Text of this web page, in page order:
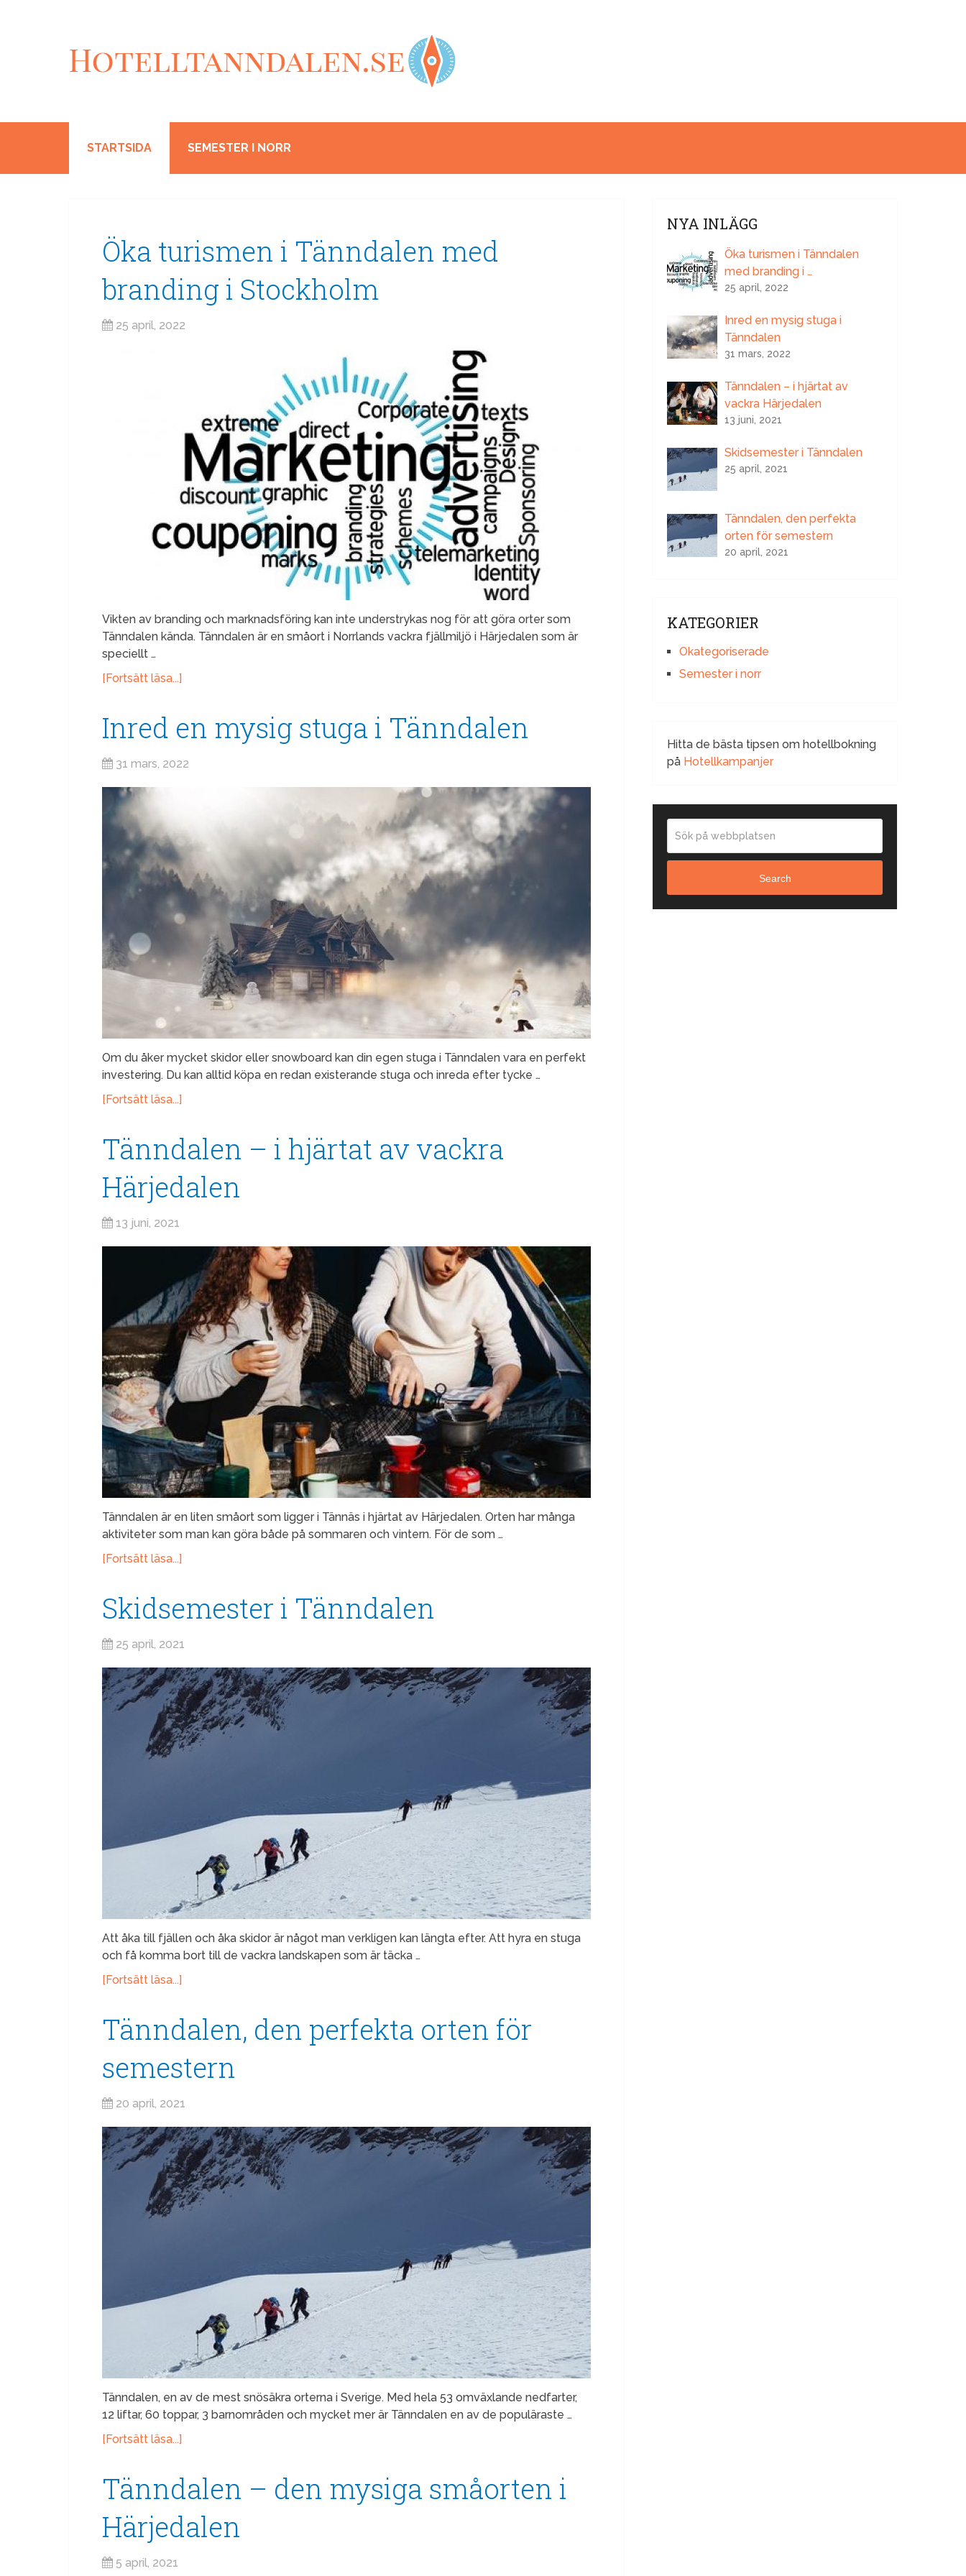
STARTSIDA SEMESTER I NORR
Öka turismen i Tänndalen med
branding i Stockholm
25 april, 2022
Vikten av branding och marknadsföring kan inte understrykas nog för att göra orter som
Tänndalen kända. Tänndalen är en småort i Norrlands vackra fjällmiljö i Härjedalen som är
speciellt …
[Fortsätt läsa...]
Inred en mysig stuga i Tänndalen
31 mars, 2022
Om du åker mycket skidor eller snowboard kan din egen stuga i Tänndalen vara en perfekt
investering. Du kan alltid köpa en redan existerande stuga och inreda efter tycke …
[Fortsätt läsa...]
Tänndalen – i hjärtat av vackra
Härjedalen
13 juni, 2021
Tänndalen är en liten småort som ligger i Tännäs i hjärtat av Härjedalen. Orten har många
aktiviteter som man kan göra både på sommaren och vintern. För de som …
[Fortsätt läsa...]
Skidsemester i Tänndalen
25 april, 2021
Att åka till fjällen och åka skidor är något man verkligen kan längta efter. Att hyra en stuga
och få komma bort till de vackra landskapen som är täcka …
[Fortsätt läsa...]
Tänndalen, den perfekta orten för
semestern
20 april, 2021
Tänndalen, en av de mest snösäkra orterna i Sverige. Med hela 53 omväxlande nedfarter,
12 liftar, 60 toppar, 3 barnområden och mycket mer är Tänndalen en av de populäraste …
[Fortsätt läsa...]
Tänndalen – den mysiga småorten i
Härjedalen
5 april, 2021
NYA INLÄGG
Öka turismen i Tänndalen
med branding i …
25 april, 2022
Inred en mysig stuga i
Tänndalen
31 mars, 2022
Tänndalen – i hjärtat av
vackra Härjedalen
13 juni, 2021
Skidsemester i Tänndalen
25 april, 2021
Tänndalen, den perfekta
orten för semestern
20 april, 2021
KATEGORIER
Okategoriserade
Semester i norr
Hitta de bästa tipsen om hotellbokning
på Hotellkampanjer
Search